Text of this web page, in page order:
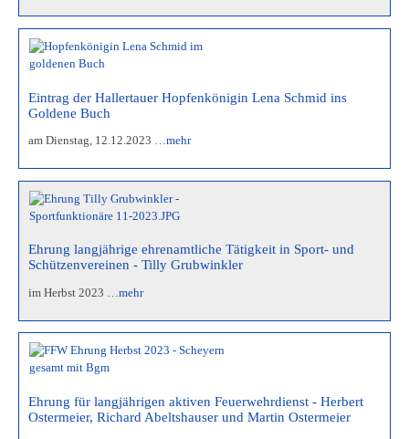
Eintrag der Hallertauer Hopfenkönigin Lena Schmid ins
Goldene Buch
am Dienstag, 12.12.2023 …mehr
Ehrung langjährige ehrenamtliche Tätigkeit in Sport- und
Schützenvereinen - Tilly Grubwinkler
im Herbst 2023 …mehr
Ehrung für langjährigen aktiven Feuerwehrdienst - Herbert
Ostermeier, Richard Abeltshauser und Martin Ostermeier